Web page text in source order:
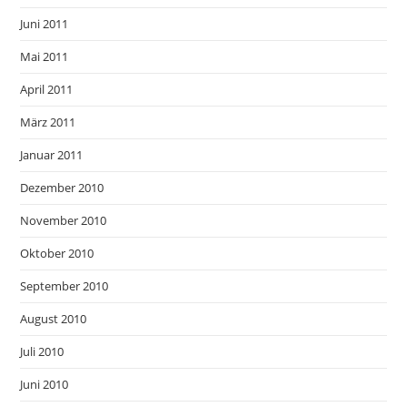
Juni 2011
Mai 2011
April 2011
März 2011
Januar 2011
Dezember 2010
November 2010
Oktober 2010
September 2010
August 2010
Juli 2010
Juni 2010